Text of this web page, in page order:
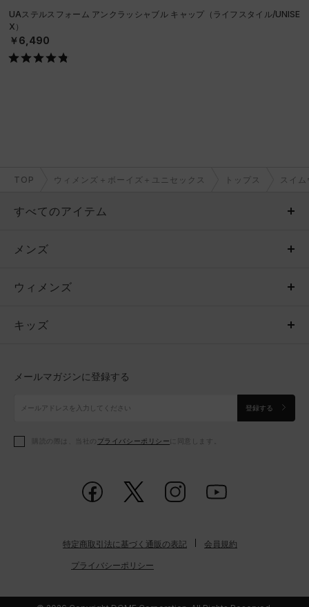
UAステルスフォーム アンクラッシャブル キャップ（ライフスタイル/UNISE
X）
￥6,490
TOP ウィメンズ＋ボーイズ＋ユニセックス トップス スイ
すべてのアイテム
メンズ
ウィメンズ
キッズ
アクセサリー
メンズ
トップス
ボトムス
アクセサリー
ウィメンズ
トップス
シューズ
アクセサリー
キッズ
シューズ
メールマガジンに登録する
登録する
購読の際は、当社の プライバシーポリシー に同意します。
特定商取引法に基づく通販の表記 会員規約
プライバシーポリシー